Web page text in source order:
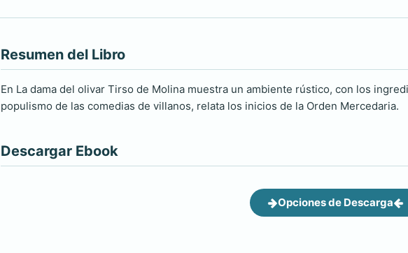
Resumen del Libro
En La dama del olivar Tirso de Molina muestra un ambiente rústico, con los
populismo de las comedias de villanos, relata los inicios de la Orden Mercedaria.
Descargar Ebook
Opciones de Descarga